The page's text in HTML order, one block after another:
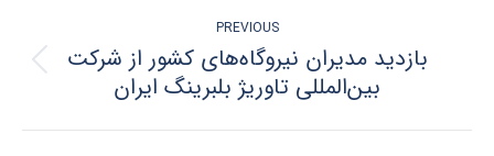
PREVIOUS
Previous
post:
بازدید مدیران نیروگاه‌های کشور از شرکت
بین‌المللی تاوریژ بلبرینگ ایران